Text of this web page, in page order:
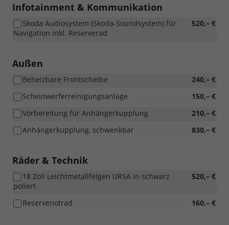
Infotainment & Kommunikation
520,– €
Skoda Audiosystem (Skoda-Soundsystem) für
Navigation inkl. Reserverad
Außen
240,– €
Beheizbare Frontscheibe
150,– €
Scheinwerferreinigungsanlage
210,– €
Vorbereitung für Anhängerkupplung
830,– €
Anhängerkupplung, schwenkbar
Räder & Technik
520,– €
18 Zoll Leichtmetallfelgen URSA in schwarz
poliert
160,– €
Reservenotrad